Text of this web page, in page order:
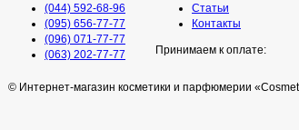
(044) 592-68-96
(095) 656-77-77
(096) 071-77-77
(063) 202-77-77
Статьи
Контакты
Принимаем к оплате:
© Интернет-магазин косметики и парфюмерии